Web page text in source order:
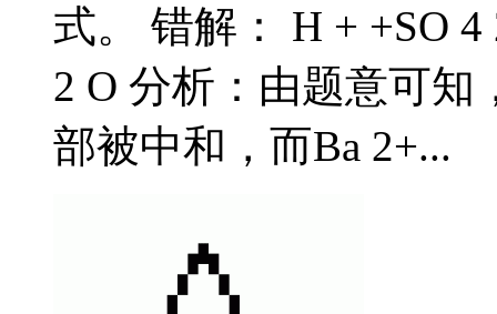
式。 错解： H + +SO 4
2 O 分析：由题意可知
部被中和，而Ba 2+...